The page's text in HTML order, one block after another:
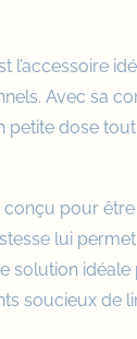
l’accessoire
Avec sa
petite dose
conçu pour
lui
solution
soucieux de